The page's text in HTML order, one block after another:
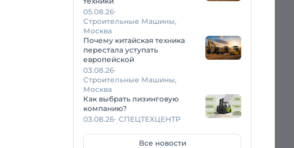
05.08.26
Строительные Машины,
Москва
Почему китайская техника
перестала уступать
европейской
03.08.26
Строительные Машины,
Москва
Как выбрать лизинговую
компанию?
03.08.26 СПЕЦТЕХЦЕНТР
Все новости